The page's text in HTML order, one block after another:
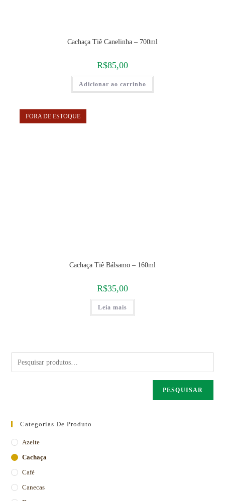
Cachaça Tiê Canelinha – 700ml
R$85,00
Adicionar ao carrinho
FORA DE ESTOQUE
Cachaça Tiê Bálsamo – 160ml
R$35,00
Leia mais
PESQUISAR
Categorias De Produto
Azeite
Cachaça
Café
Canecas